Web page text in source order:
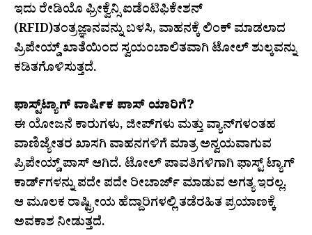
ಇದು ರೇಡಿಯೊ ಫ್ರೀಕ್ವೆನ್ಸಿ ಐಡೆಂಟಿಫಿಕೇಶನ್
(RFID)ತಂತ್ರಜ್ಞಾನವನ್ನು ಬಳಸಿ, ವಾಹನಕ್ಕೆ ಲಿಂಕ್ ಮಾಡಲಾದ
ಪ್ರಿಪೇಯ್ಡ್ ಖಾತೆಯಿಂದ ಸ್ವಯಂಚಾಲಿತವಾಗಿ ಟೋಲ್ ಶುಲ್ಕವನ್ನು
ಕಡಿತಗೊಳಿಸುತ್ತದೆ.
ಫಾಸ್ಟ್‌ಟ್ಯಾಗ್ ವಾರ್ಷಿಕ ಪಾಸ್ ಯಾರಿಗೆ?
ಈ ಯೋಜನೆ ಕಾರುಗಳು, ಜೀಪ್‌ಗಳು ಮತ್ತು ವ್ಯಾನ್‌ಗಳಂತಹ
ವಾಣಿಜ್ಯೇತರ ಖಾಸಗಿ ವಾಹನಗಳಿಗೆ ಮಾತ್ರ ಅನ್ವಯವಾಗುವ
ಪ್ರಿಪೇಯ್ಡ್ ಪಾಸ್ ಆಗಿದೆ. ಟೋಲ್ ಪಾವತಿಗಳಿಗಾಗಿ ಫಾಸ್ಟ್ ಟ್ಯಾಗ್
ಕಾರ್ಡ್‌ಗಳನ್ನು ಪದೇ ಪದೇ ರೀಚಾರ್ಜ್ ಮಾಡುವ ಅಗತ್ಯ ಇರಲ್ಲ.
ಆ ಮೂಲಕ ರಾಷ್ಟ್ರೀಯ ಹೆದ್ದಾರಿಗಳಲ್ಲಿ ತಡೆರಹಿತ ಪ್ರಯಾಣಕ್ಕೆ
ಅವಕಾಶ ನೀಡುತ್ತದೆ.